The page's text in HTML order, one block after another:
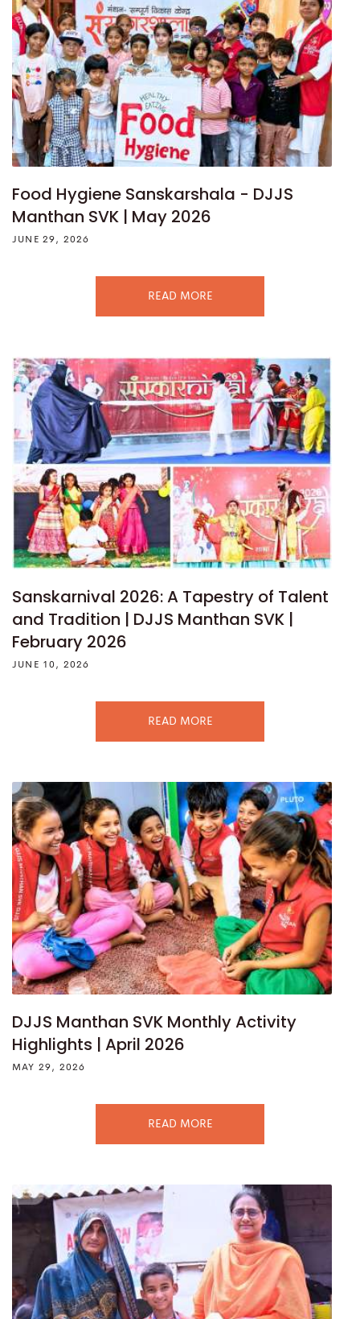
Food Hygiene Sanskarshala - DJJS
Manthan SVK | May 2026
JUNE 29, 2026
READ MORE
Sanskarnival 2026: A Tapestry of Talent
and Tradition | DJJS Manthan SVK |
February 2026
JUNE 10, 2026
READ MORE
DJJS Manthan SVK Monthly Activity
Highlights | April 2026
MAY 29, 2026
READ MORE